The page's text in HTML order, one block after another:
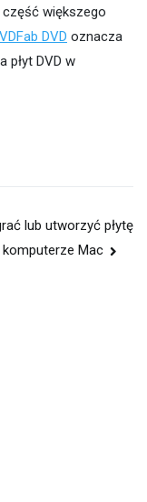
większego
DVD oznacza
płyt DVD w
lub utworzyć płytę
komputerze Mac